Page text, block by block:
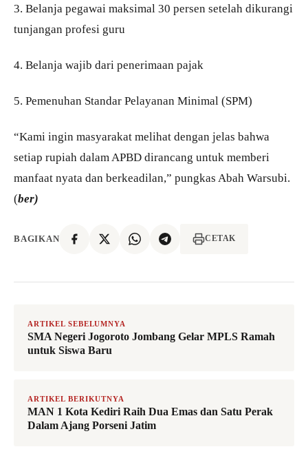
3. Belanja pegawai maksimal 30 persen setelah dikurangi
tunjangan profesi guru
4. Belanja wajib dari penerimaan pajak
5. Pemenuhan Standar Pelayanan Minimal (SPM)
“Kami ingin masyarakat melihat dengan jelas bahwa
setiap rupiah dalam APBD dirancang untuk memberi
manfaat nyata dan berkeadilan,” pungkas Abah Warsubi.
(ber)
BAGIKAN CETAK
ARTIKEL SEBELUMNYA
SMA Negeri Jogoroto Jombang Gelar MPLS Ramah
untuk Siswa Baru
ARTIKEL BERIKUTNYA
MAN 1 Kota Kediri Raih Dua Emas dan Satu Perak
Dalam Ajang Porseni Jatim